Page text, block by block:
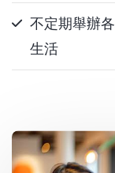
不定期舉辦
生活